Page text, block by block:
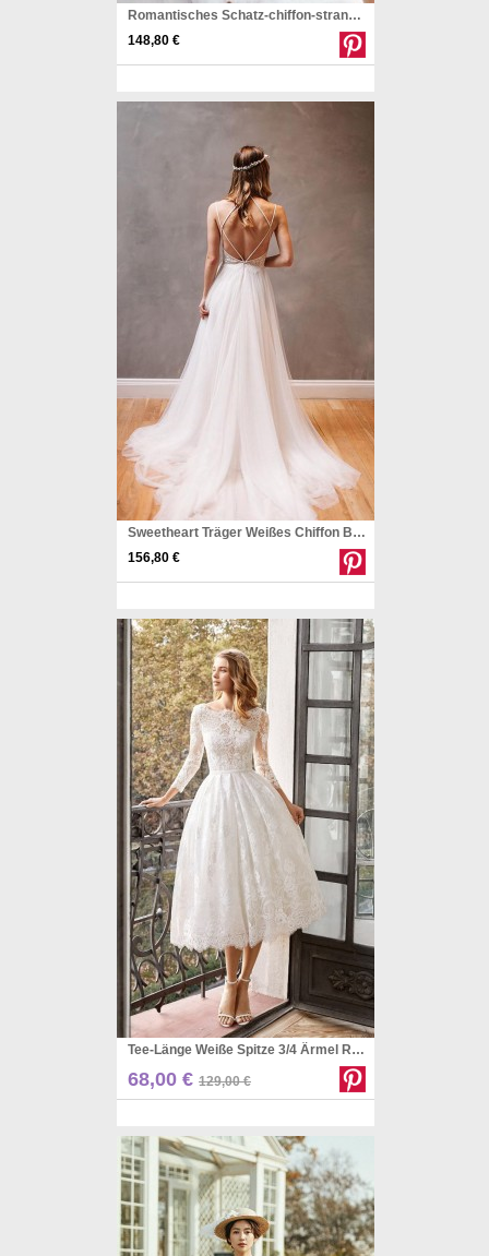
Romantisches Schatz-chiffon-strandhochzeitskleid Mit Spitze Twb2012
148,80 €
Sweetheart Träger Weißes Chiffon Brautkleid Mit Perlenstickerei Twb2022
156,80 €
Tee-Länge Weiße Spitze 3/4 Ärmel Rockabilly Kurz Nach Party Brautkleid PXH033
68,00 € 129,00 €
Pinterest